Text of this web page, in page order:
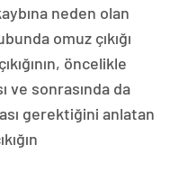
neden olan
omuz çıkığı
öncelikle
ve sonrasında da
gerektiğini anlatan